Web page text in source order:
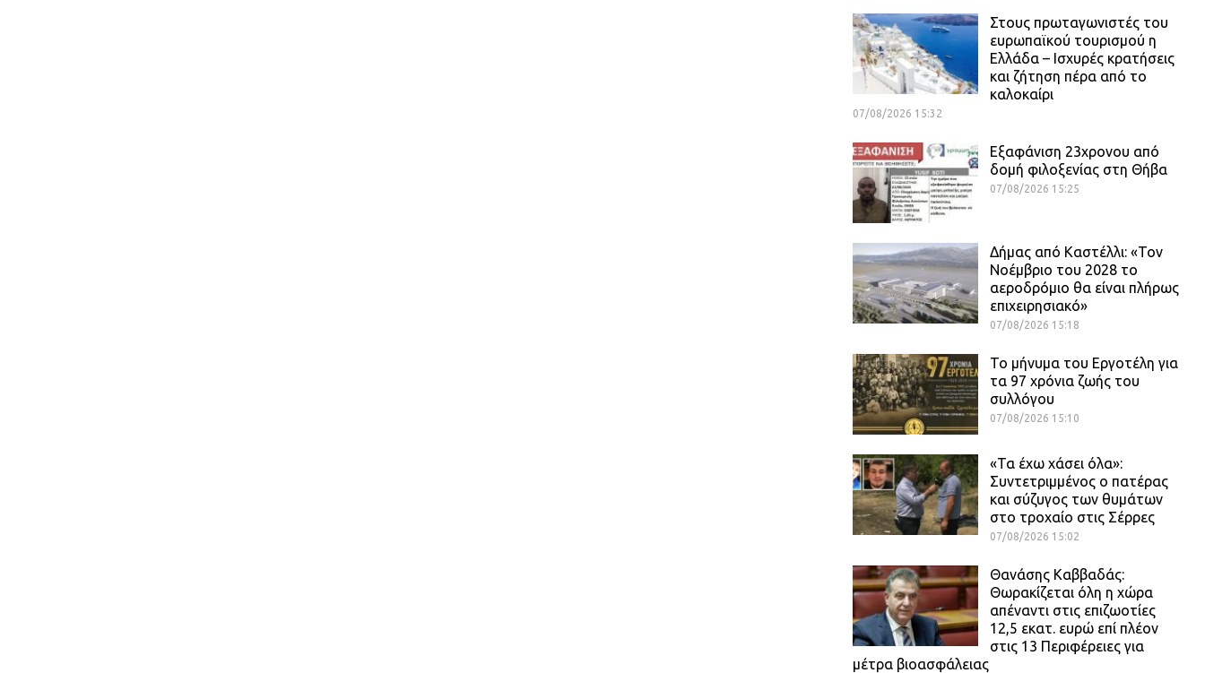
Στους πρωταγωνιστές του
ευρωπαϊκού τουρισμού η
Ελλάδα – Ισχυρές κρατήσεις
και ζήτηση πέρα από το
καλοκαίρι
07/08/2026 15:32
Εξαφάνιση 23χρονου από
δομή φιλοξενίας στη Θήβα
07/08/2026 15:25
Δήμας από Καστέλλι: «Τον
Νοέμβριο του 2028 το
αεροδρόμιο θα είναι πλήρως
επιχειρησιακό»
07/08/2026 15:18
Το μήνυμα του Εργοτέλη για
τα 97 χρόνια ζωής του
συλλόγου
07/08/2026 15:10
«Τα έχω χάσει όλα»:
Συντετριμμένος ο πατέρας
και σύζυγος των θυμάτων
στο τροχαίο στις Σέρρες
07/08/2026 15:02
Θανάσης Καββαδάς:
Θωρακίζεται όλη η χώρα
απέναντι στις επιζωοτίες
12,5 εκατ. ευρώ επί πλέον
στις 13 Περιφέρειες για
μέτρα βιοασφάλειας